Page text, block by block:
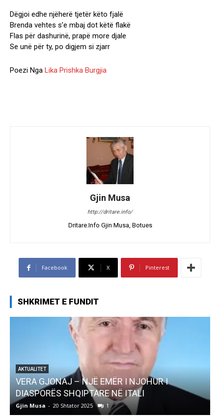
Dëgjoi edhe njëherë tjetër këto fjalë
Brenda vehtes s’e mbaj dot këtë flakë
Flas për dashurinë, prapë more djale
Se unë për ty, po digjem si zjarr
Poezi Nga Lika Prishka Burgjia
Gjin Musa
http://dritare.info/
Dritare.Info Gjin Musa, Botues
Facebook X Pinterest
SHKRIMET E FUNDIT
AKTUALITET
VERA GJONAJ – NJË EMËR I NJOHUR I
DIASPORËS SHQIPTARE NË ITALI
Gjin Musa - 20 Shtator 2025 1